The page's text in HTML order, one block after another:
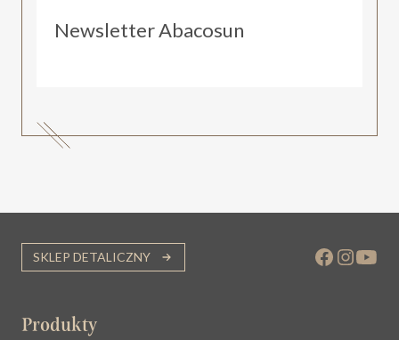
Newsletter Abacosun
SKLEP DETALICZNY
Produkty